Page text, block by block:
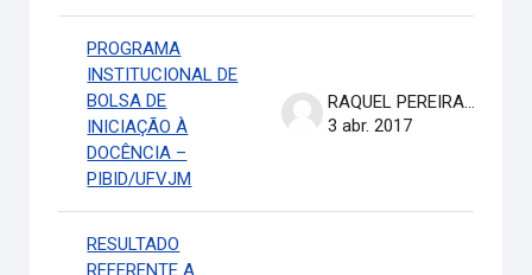
PROGRAMA
INSTITUCIONAL DE
BOLSA DE
INICIAÇÃO À
DOCÊNCIA –
PIBID/UFVJM
RAQUEL PEREIRA DE ARRUDA
3 abr. 2017
RESULTADO
REFERENTE A